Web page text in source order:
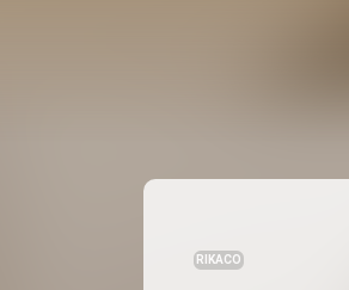
RIKACO